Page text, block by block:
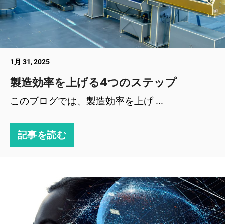
1月 31, 2025
製造効率を上げる4つのステップ
このブログでは、製造効率を上げ ...
記事を読む